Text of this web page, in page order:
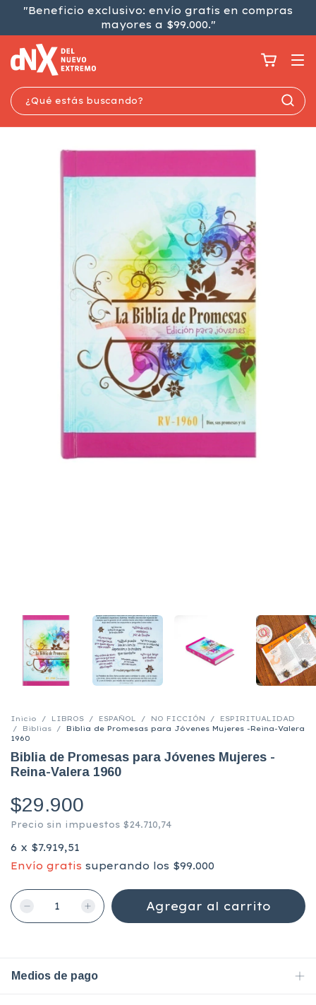
"Beneficio exclusivo: envío gratis en compras
mayores a $99.000."
Inicio / LIBROS / ESPAÑOL / NO FICCIÓN /
ESPIRITUALIDAD
/
Biblias /
Biblia de Promesas para Jóvenes Mujeres -Reina-Valera
1960
Biblia de Promesas para Jóvenes Mujeres -
Reina-Valera 1960
$29.900
Precio sin impuestos $24.710,74
6 x $7.919,51
Envío gratis superando los $99.000
Medios de pago